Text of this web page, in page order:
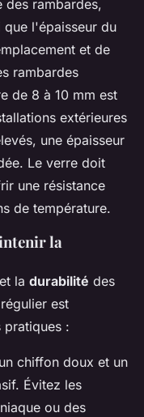
des rambardes,
que l'épaisseur du
et de
rambardes
de 8 à 10 mm est
extérieures
une épaisseur
Le verre doit
une résistance
de température.
la
et la durabilité des
est
pratiques :
chiffon doux et un
Évitez les
ou des